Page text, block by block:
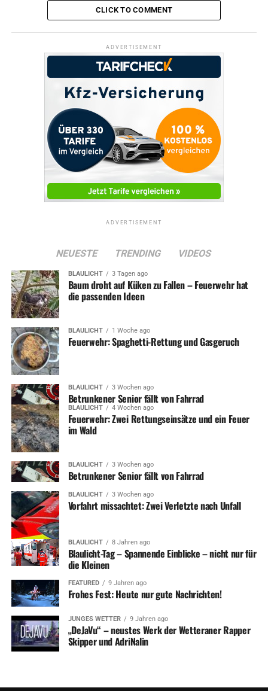
CLICK TO COMMENT
ADVERTISEMENT
ADVERTISEMENT
NEUESTE TRENDING VIDEOS
BLAULICHT 3 Tagen ago
Baum droht auf Küken zu Fallen – Feuerwehr hat
die passenden Ideen
BLAULICHT 1 Woche ago
Feuerwehr: Spaghetti-Rettung und Gasgeruch
BLAULICHT 3 Wochen ago
Betrunkener Senior fällt von Fahrrad
BLAULICHT 4 Wochen ago
Feuerwehr: Zwei Rettungseinsätze und ein Feuer
im Wald
BLAULICHT 3 Wochen ago
Betrunkener Senior fällt von Fahrrad
BLAULICHT 3 Wochen ago
Vorfahrt missachtet: Zwei Verletzte nach Unfall
BLAULICHT 8 Jahren ago
Blaulicht-Tag – Spannende Einblicke – nicht nur für
die Kleinen
FEATURED 9 Jahren ago
Frohes Fest: Heute nur gute Nachrichten!
JUNGES WETTER 9 Jahren ago
„DeJaVu“ – neustes Werk der Wetteraner Rapper
Skipper und AdriNalin